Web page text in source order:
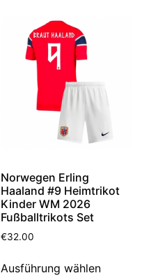
Norwegen Erling
Haaland #9 Heimtrikot
Kinder WM 2026
Fußballtrikots Set
€32.00
Ausführung wählen